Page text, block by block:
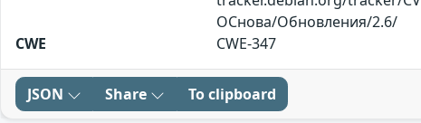
ОСнова/Обновления/2.6/
CWE
CWE-347
JSON Share To clipboard